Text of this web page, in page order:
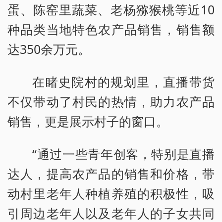
蛋、陈窑里蔬菜、老杨猕猴桃等近10
种品类当地特色农产品销售，销售额
达350余万元。
在睹史院村的规划里，直播带货
不仅带动了村民的热情，助力农产品
销售，更是展示村子的窗口。
“通过一些青年创客，特别是直播
达人，提高农产品的销售和价格，带
动村里老年人种植养殖的积极性，吸
引周边老年人以及老年人的子女共同